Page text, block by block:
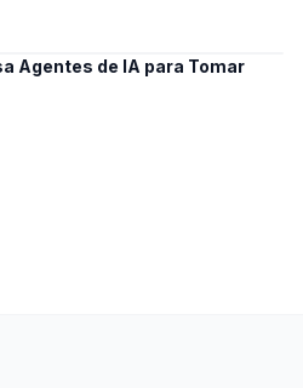
Agentes de IA para Tomar